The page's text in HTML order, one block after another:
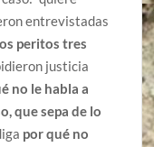
entrevistadas
peritos tres
justicia
no le habla a
que sepa de lo
por qué no